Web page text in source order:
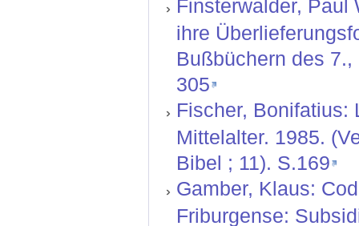
Finsterwalder, Paul
ihre
Bußbüchern des 7.,
305
Fischer, Bonifatius:
Mittelalter. 1985.
Bibel ; 11). S.169
Gamber, Klaus:
Friburgense: